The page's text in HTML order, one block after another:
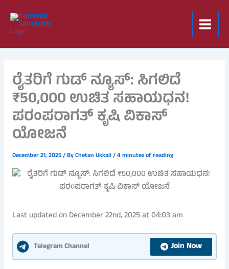
content
ರೈತರಿಗೆ ಗುಡ್ ನ್ಯೂಸ್: ಸಿಗಲಿದೆ
₹50,000 ಉಚಿತ ಸಹಾಯಧನ!
ಪರಂಪರಾಗತ್ ಕೃಷಿ ವಿಕಾಸ್
ಯೋಜನೆ
December 21, 2025/ ByChetan Ukkali/4 minutes of reading
Last updated on December 22nd, 2025 at 04:03 am
Telegram Channel Join Now